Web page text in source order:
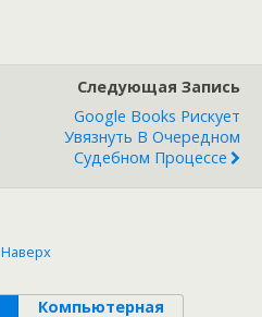
Следующая Запись
Google Books Рискует
Увязнуть В Очередном
Судебном Процессе
Наверх
Компьютерная